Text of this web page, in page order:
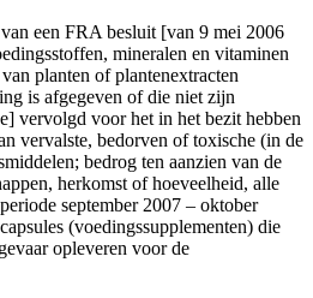
een FRA besluit [van 9 mei 2006
mineralen en vitaminen
planten of plantenextracten
is afgegeven of die niet zijn
vervolgd voor het in het bezit hebben
vervalste, bedorven of toxische (in de
bedrog ten aanzien van de
herkomst of hoeveelheid, alle
september 2007 – oktober
(voedingssupplementen) die
opleveren voor de